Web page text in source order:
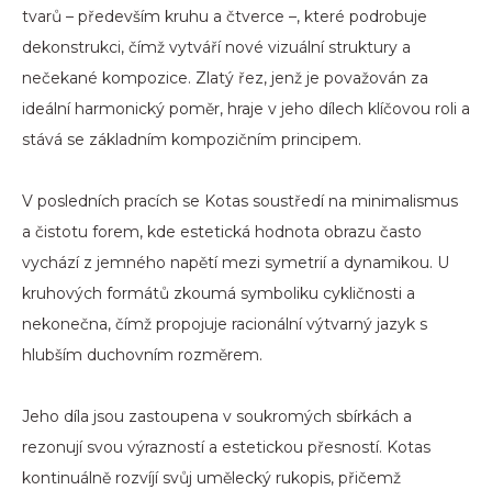
tvarů – především kruhu a čtverce –, které podrobuje
dekonstrukci, čímž vytváří nové vizuální struktury a
nečekané kompozice. Zlatý řez, jenž je považován za
ideální harmonický poměr, hraje v jeho dílech klíčovou roli a
stává se základním kompozičním principem.
V posledních pracích se Kotas soustředí na minimalismus
a čistotu forem, kde estetická hodnota obrazu často
vychází z jemného napětí mezi symetrií a dynamikou. U
kruhových formátů zkoumá symboliku cykličnosti a
nekonečna, čímž propojuje racionální výtvarný jazyk s
hlubším duchovním rozměrem.
Jeho díla jsou zastoupena v soukromých sbírkách a
rezonují svou výrazností a estetickou přesností. Kotas
kontinuálně rozvíjí svůj umělecký rukopis, přičemž